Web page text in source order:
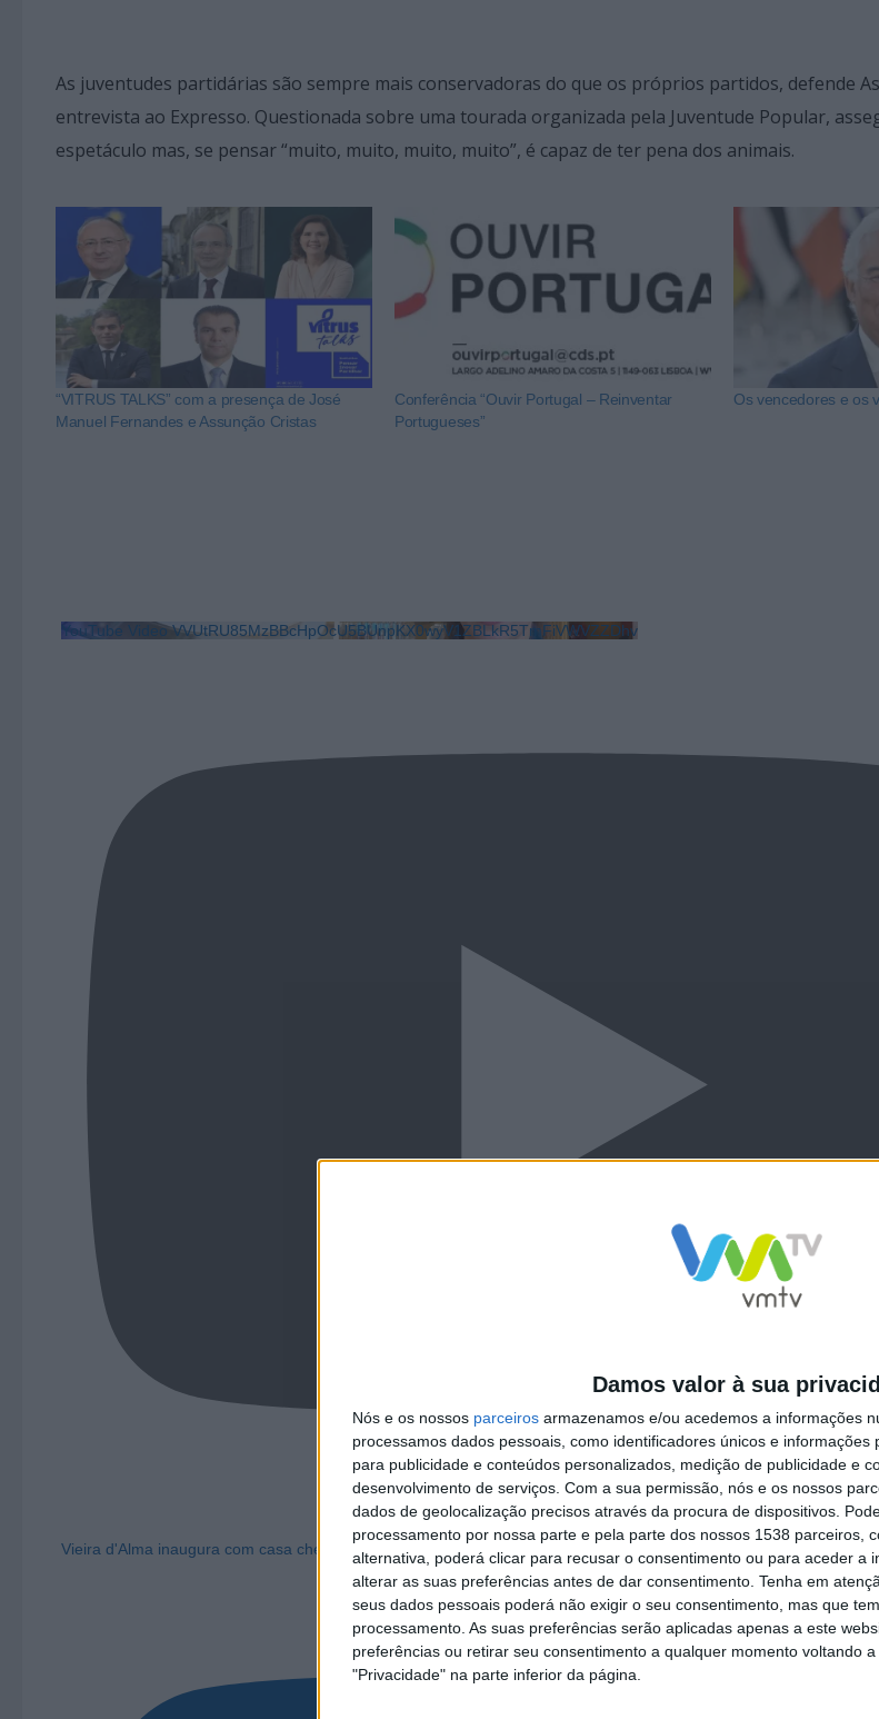
Damos valor à sua
Nós e os nossos parceiros armazenamos e/ou acedemos a informações
processamos dados pessoais, como identificadores únicos e
para publicidade e conteúdos personalizados, medição de publicidade e
desenvolvimento de serviços. Com a sua permissão, nós e os nossos
dados de geolocalização precisos através da procura de dispositivos.
processamento por nossa parte e pela parte dos nossos 1538 parceiros,
alternativa, poderá clicar para recusar o consentimento ou para aceder a
alterar as suas preferências antes de dar consentimento. Tenha em
seus dados pessoais poderá não exigir o seu consentimento, mas que
processamento. As suas preferências serão aplicadas apenas a este
preferências ou retirar seu consentimento a qualquer momento voltando
"Privacidade" na parte inferior da página.
As juventudes partidárias são sempre mais conservadoras do que os próprios partidos, defende
entrevista ao Expresso. Questionada sobre uma tourada organizada pela Juventude Popular,
espetáculo mas, se pensar “muito, muito, muito, muito”, é capaz de ter pena dos animais.
“VITRUS TALKS” com a presença de José
Manuel Fernandes e Assunção Cristas
Conferência “Ouvir Portugal – Reinventar
Portugueses”
Os vencedores e os
YouTube Video VVUtRU85MzBBcHpOcU5BUnpKX0wyV1ZBLkR5TmFiVWVZZDhv
Vieira d'Alma inaugura com casa cheia e muita emoção em Vieira do Minho